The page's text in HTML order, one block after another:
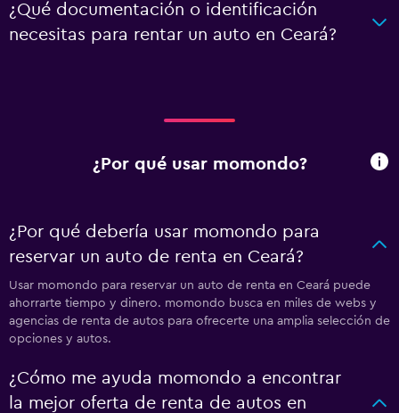
¿Qué documentación o identificación
necesitas para rentar un auto en Ceará?
¿Por qué usar momondo?
¿Por qué debería usar momondo para
reservar un auto de renta en Ceará?
Usar momondo para reservar un auto de renta en Ceará puede
ahorrarte tiempo y dinero. momondo busca en miles de webs y
agencias de renta de autos para ofrecerte una amplia selección de
opciones y autos.
¿Cómo me ayuda momondo a encontrar
la mejor oferta de renta de autos en